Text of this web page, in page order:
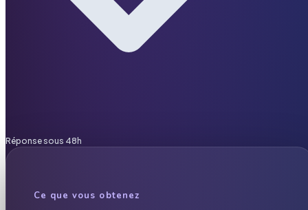
Réponse sous 48h
Ce que vous obtenez